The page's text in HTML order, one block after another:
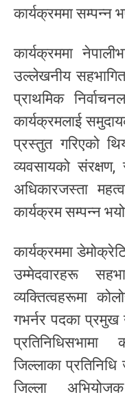
कार्यक्रममा सम्पन्न
कार्यक्रममा
उल्लेखनीय
प्राथमिक
कार्यक्रमलाई
प्रस्तुत गरिएको
व्यवसायको संरक्षण,
अधिकारजस्ता
कार्यक्रम सम्पन्न
कार्यक्रममा
उम्मेदवारहरू
व्यक्तित्वहरूमा
गभर्नर पदका प्रमुख
प्रतिनिधिसभामा
जिल्लाका
जिल्ला